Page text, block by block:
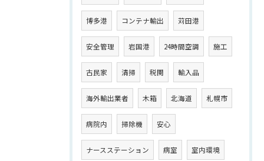
博多港 コンテナ輸出 苅田港
安全管理 岩国港 24時間空調 施工
古民家 清掃 税関 輸入品
海外輸出業者 木箱 北海道 札幌市
病院内 掃除機 安心
ナースステーション 病室 室内環境